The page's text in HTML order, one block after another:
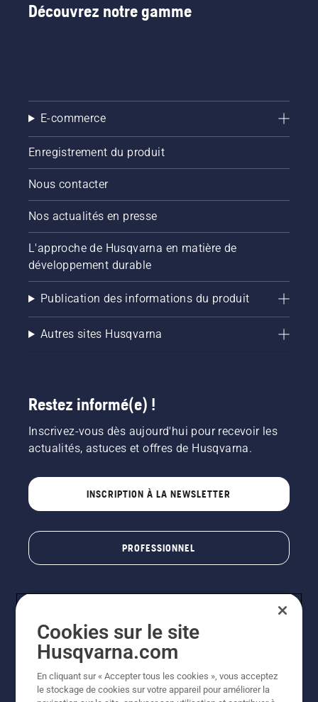
Découvrez notre gamme
E-commerce
Enregistrement du produit
Nous contacter
Nos actualités en presse
L'approche de Husqvarna en matière de
développement durable
Publication des informations du produit
Autres sites Husqvarna
Restez informé(e) !
Inscrivez-vous dès aujourd'hui pour recevoir les
actualités, astuces et offres de Husqvarna.
INSCRIPTION À LA NEWSLETTER
PROFESSIONNEL
© Husqvarna AB (publ). Tous droits réservés. Les prix
Cookies sur le site
Husqvarna.com
En cliquant sur « Accepter tous les cookies », vous acceptez
le stockage de cookies sur votre appareil pour améliorer la